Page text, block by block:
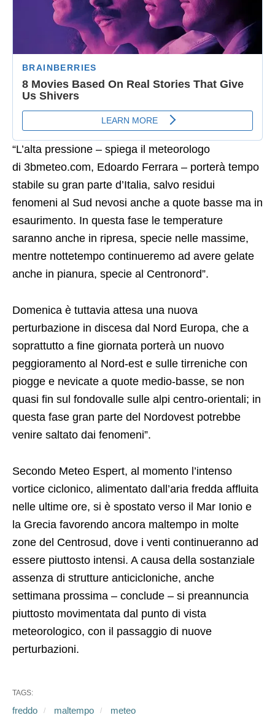
“L’alta pressione – spiega il meteorologo
di 3bmeteo.com, Edoardo Ferrara – porterà tempo
stabile su gran parte d’Italia, salvo residui
fenomeni al Sud nevosi anche a quote basse ma in
esaurimento. In questa fase le temperature
saranno anche in ripresa, specie nelle massime,
mentre nottetempo continueremo ad avere gelate
anche in pianura, specie al Centronord”.
Domenica è tuttavia attesa una nuova
perturbazione in discesa dal Nord Europa, che a
soprattutto a fine giornata porterà un nuovo
peggioramento al Nord-est e sulle tirreniche con
piogge e nevicate a quote medio-basse, se non
quasi fin sul fondovalle sulle alpi centro-orientali; in
questa fase gran parte del Nordovest potrebbe
venire saltato dai fenomeni”.
Secondo Meteo Espert, al momento l’intenso
vortice ciclonico, alimentato dall’aria fredda affluita
nelle ultime ore, si è spostato verso il Mar Ionio e
la Grecia favorendo ancora maltempo in molte
zone del Centrosud, dove i venti continueranno ad
essere piuttosto intensi. A causa della sostanziale
assenza di strutture anticicloniche, anche
settimana prossima – conclude – si preannuncia
piuttosto movimentata dal punto di vista
meteorologico, con il passaggio di nuove
perturbazioni.
TAGS:
freddo maltempo meteo